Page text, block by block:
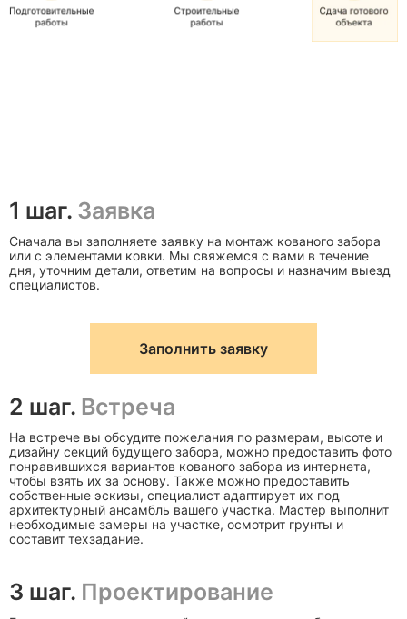
1 шаг. Заявка
Сначала вы заполняете заявку на монтаж кованого забора
или с элементами ковки. Мы свяжемся с вами в течение
дня, уточним детали, ответим на вопросы и назначим выезд
специалистов.
Заполнить заявку
2 шаг. Встреча
На встрече вы обсудите пожелания по размерам, высоте и
дизайну секций будущего забора, можно предоставить фото
понравившихся вариантов кованого забора из интернета,
чтобы взять их за основу. Также можно предоставить
собственные эскизы, специалист адаптирует их под
архитектурный ансамбль вашего участка. Мастер выполнит
необходимые замеры на участке, осмотрит грунты и
составит техзадание.
3 шаг. Проектирование